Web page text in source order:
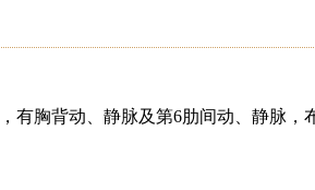
有胸背动、静脉及第6肋间动、静脉，